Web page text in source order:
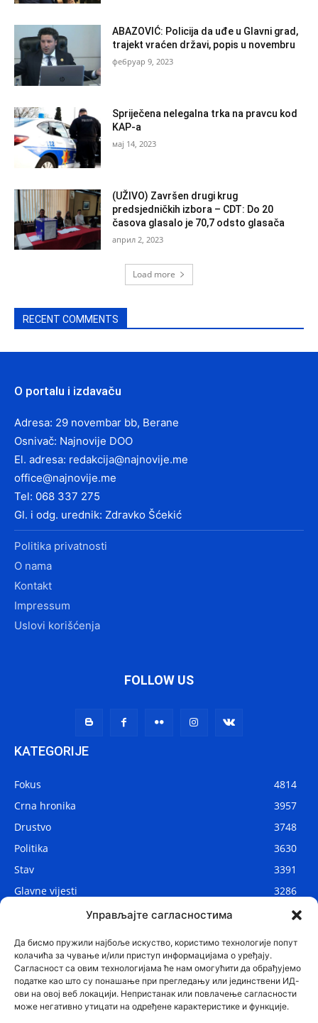
Управљајте сагласностима
Да бисмо пружили најбоље искуство, користимо технологије попут
колачића за чување и/или приступ информацијама о уређају.
Сагласност са овим технологијама ће нам омогућити да обрађујемо
податке као што су понашање при прегледању или јединствени ИД-
ови на овој веб локацији. Непристанак или повлачење сагласности
може негативно утицати на одређене карактеристике и функције.
ABAZOVIĆ: Policija da uđe u Glavni grad,
trajekt vraćen državi, popis u novembru
фебруар 9, 2023
Spriječena nelegalna trka na pravcu kod
KAP-a
мај 14, 2023
(UŽIVO) Završen drugi krug
predsjedničkih izbora – CDT: Do 20
časova glasalo je 70,7 odsto glasača
април 2, 2023
Load more
RECENT COMMENTS
O portalu i izdavaču
Adresa: 29 novembar bb, Berane
Osnivač: Najnovije DOO
El. adresa: redakcija@najnovije.me
office@najnovije.me
Tel: 068 337 275
Gl. i odg. urednik: Zdravko Šćekić
Politika privatnosti
O nama
Kontakt
Impressum
Uslovi korišćenja
FOLLOW US
KATEGORIJE
Fokus
4814
Crna hronika
3957
Drustvo
3748
Politika
3630
Stav
3391
Glavne vijesti
3286
2908